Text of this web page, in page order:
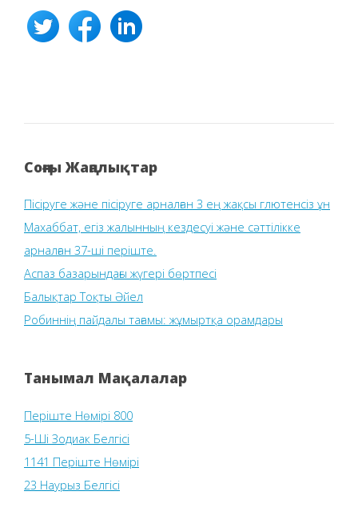
Соңғы Жаңалықтар
Пісіруге және пісіруге арналған 3 ең жақсы глютенсіз ұн
Махаббат, егіз жалынның кездесуі және сәттілікке
арналған 37-ші періште.
Аспаз базарындағы жүгері бөртпесі
Балықтар Тоқты Әйел
Робиннің пайдалы тағамы: жұмыртқа орамдары
Танымал Мақалалар
Періште Нөмірі 800
5-Ші Зодиак Белгісі
1141 Періште Нөмірі
23 Наурыз Белгісі